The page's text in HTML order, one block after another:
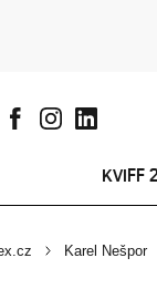
KVIFF
Karel Nešpor